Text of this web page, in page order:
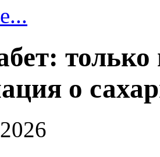
только
о